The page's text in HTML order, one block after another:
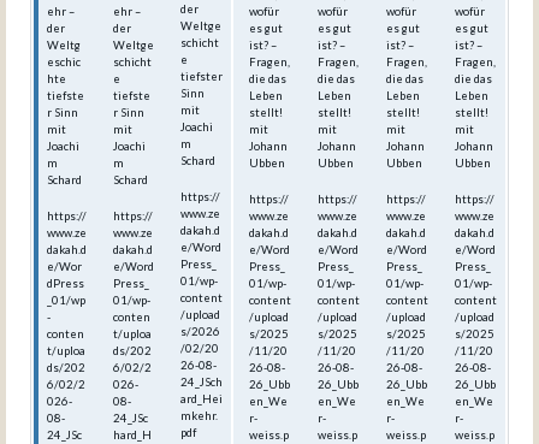
ehr –
der
Weltg
eschic
hte
tiefste
r Sinn
mit
Joachi
m
Schard
https://
www.ze
dakah.d
e/Wor
dPress
_01/wp
-
conten
t/uploa
ds/202
6/02/2
026-
08-
24_JSc
ehr –
der
Weltge
schicht
e
tiefste
r Sinn
mit
Joachi
m
Schard
https://
www.ze
dakah.d
e/Word
Press_
01/wp-
conten
t/uploa
ds/202
6/02/2
026-
08-
24_JSc
hard_H
der
Weltge
schicht
e
tiefster
Sinn
mit
Joachi
m
Schard
https://
www.ze
dakah.d
e/Word
Press_
01/wp-
content
/upload
s/2026
/02/20
26-08-
24_JSch
ard_Hei
mkehr.
pdf
wofür
es gut
ist? –
Fragen,
die das
Leben
stellt!
mit
Johann
Ubben
https://
www.ze
dakah.d
e/Word
Press_
01/wp-
content
/upload
s/2025
/11/20
26-08-
26_Ubb
en_We
r-
weiss.p
wofür
es gut
ist? –
Fragen,
die das
Leben
stellt!
mit
Johann
Ubben
https://
www.ze
dakah.d
e/Word
Press_
01/wp-
content
/upload
s/2025
/11/20
26-08-
26_Ubb
en_We
r-
weiss.p
wofür
es gut
ist? –
Fragen,
die das
Leben
stellt!
mit
Johann
Ubben
https://
www.ze
dakah.d
e/Word
Press_
01/wp-
content
/upload
s/2025
/11/20
26-08-
26_Ubb
en_We
r-
weiss.p
wofür
es gut
ist? –
Fragen,
die das
Leben
stellt!
mit
Johann
Ubben
https://
www.ze
dakah.d
e/Word
Press_
01/wp-
content
/upload
s/2025
/11/20
26-08-
26_Ubb
en_We
r-
weiss.p